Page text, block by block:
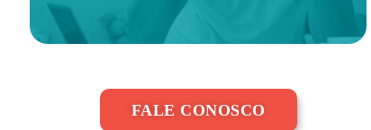
FALE CONOSCO